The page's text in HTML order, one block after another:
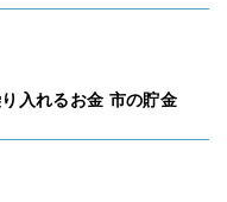
入れるお金 市の貯金